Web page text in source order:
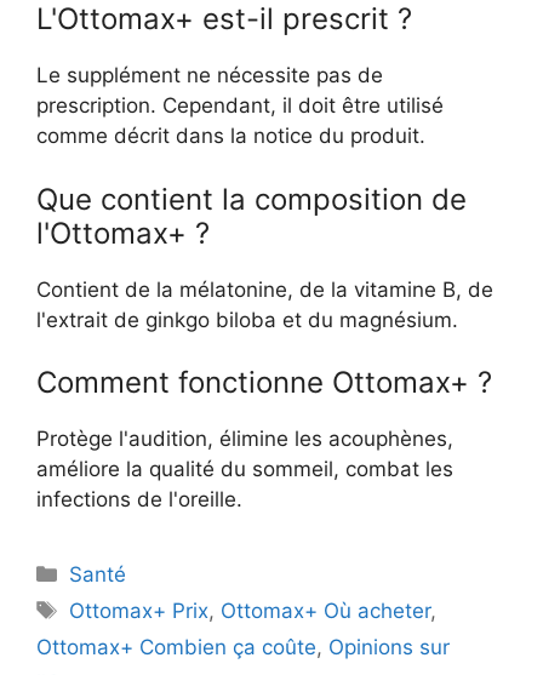
L'Ottomax+ est-il prescrit ?
Le supplément ne nécessite pas de
prescription. Cependant, il doit être utilisé
comme décrit dans la notice du produit.
Que contient la composition de
l'Ottomax+ ?
Contient de la mélatonine, de la vitamine B, de
l'extrait de ginkgo biloba et du magnésium.
Comment fonctionne Ottomax+ ?
Protège l'audition, élimine les acouphènes,
améliore la qualité du sommeil, combat les
infections de l'oreille.
Catégories
Santé
Étiquettes
Ottomax+ Prix, Ottomax+ Où acheter,
Ottomax+ Combien ça coûte, Opinions sur